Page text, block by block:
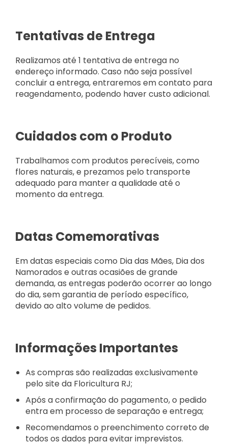
Tentativas de Entrega
Realizamos até 1 tentativa de entrega no
endereço informado. Caso não seja possível
concluir a entrega, entraremos em contato para
reagendamento, podendo haver custo adicional.
Cuidados com o Produto
Trabalhamos com produtos perecíveis, como
flores naturais, e prezamos pelo transporte
adequado para manter a qualidade até o
momento da entrega.
Datas Comemorativas
Em datas especiais como Dia das Mães, Dia dos
Namorados e outras ocasiões de grande
demanda, as entregas poderão ocorrer ao longo
do dia, sem garantia de período específico,
devido ao alto volume de pedidos.
Informações Importantes
As compras são realizadas exclusivamente
pelo site da Floricultura RJ;
Após a confirmação do pagamento, o pedido
entra em processo de separação e entrega;
Recomendamos o preenchimento correto de
todos os dados para evitar imprevistos.